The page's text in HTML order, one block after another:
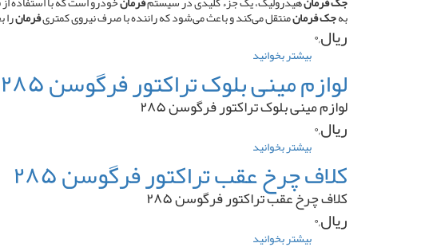
پرکینز
۶
تسمه
منجید
دار
بهجک فرمانمنتقل می‌کند و باعث می‌شود که راننده با صرف نیروی کمتریفرمانرا
ریال,۰
بیشتر بخوانید
جک
فرمان
تراکتور
لوازم مینی بلوک تراکتور فرگوسن ۲۸۵
لوازم مینی بلوک تراکتور فرگوسن ۲۸۵
ریال,۰
بیشتر بخوانید
مینی
بلوک
تراکتور
کلاف چرخ عقب تراکتور فرگوسن ۲۸۵
کلاف چرخ عقب تراکتور فرگوسن ۲۸۵
ریال,۰
بیشتر بخوانید